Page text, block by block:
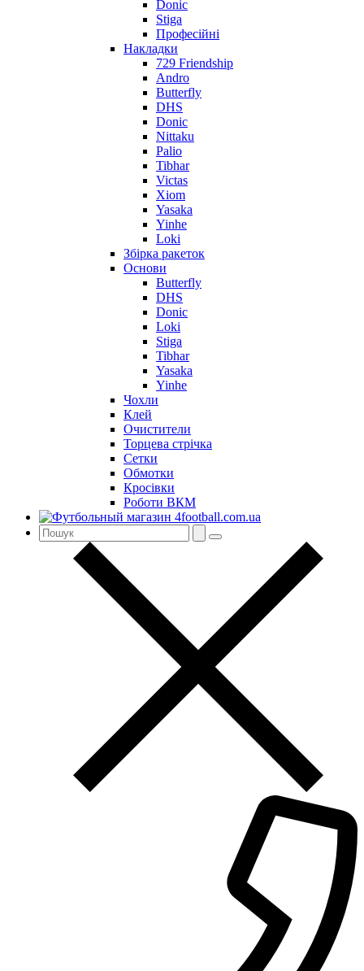
Donic
Stiga
Професійні
Накладки
729 Friendship
Andro
Butterfly
DHS
Donic
Nittaku
Palio
Tibhar
Victas
Xiom
Yasaka
Yinhe
Loki
Збірка ракеток
Основи
Butterfly
DHS
Donic
Loki
Stiga
Tibhar
Yasaka
Yinhe
Чохли
Клей
Очистители
Торцева стрічка
Сетки
Обмотки
Кросівки
Роботи ВКМ